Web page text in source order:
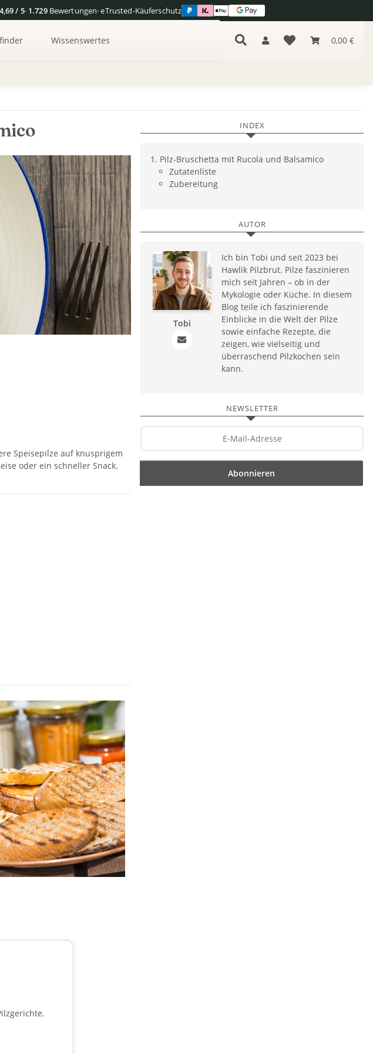
/ 5· 1.729Bewertungen· eTrusted-Käuferschutz
0,00 €
Wissenswertes
INDEX
Pilz-Bruschetta mit Rucola und Balsamico
Zutatenliste
Zubereitung
AUTOR
Tobi
Ich bin Tobi und seit 2023 bei
Hawlik Pilzbrut. Pilze faszinieren
mich seit Jahren – ob in der
Mykologie oder Küche. In diesem
Blog teile ich faszinierende
Einblicke in die Welt der Pilze
sowie einfache Rezepte, die
zeigen, wie vielseitig und
überraschend Pilzkochen sein
kann.
NEWSLETTER
Abonnieren
Speisepilze auf knusprigem
oder ein schneller Snack.